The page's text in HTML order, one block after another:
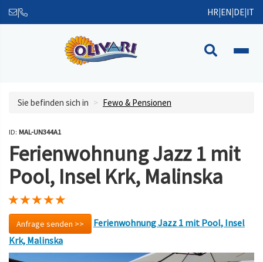
| HR|EN|DE|IT
Sie befinden sich in Fewo & Pensionen
ID: MAL-UN344A1
Ferienwohnung Jazz 1 mit
Pool, Insel Krk, Malinska
Anfrage senden >>
Ferienwohnung Jazz 1 mit Pool, Insel
Krk, Malinska